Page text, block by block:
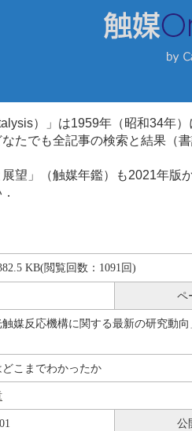
）」は1959年（昭和34年
たでも全記事の検索と結果（
望」（触媒年鑑）も2021年
KB(閲覧回数：1091回)
ペ
媒反応機構に関する最新の研究動
こまでわかったか
公